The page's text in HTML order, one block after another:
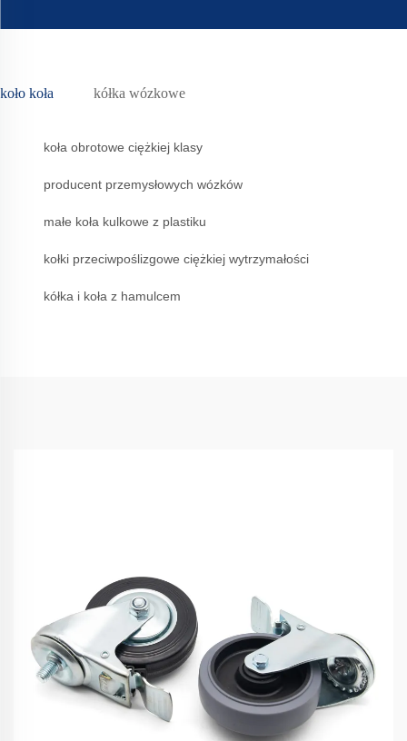
koło koła kółka wózkowe
koła obrotowe ciężkiej klasy
producent przemysłowych wózków
małe koła kulkowe z plastiku
kołki przeciwpoślizgowe ciężkiej wytrzymałości
kółka i koła z hamulcem